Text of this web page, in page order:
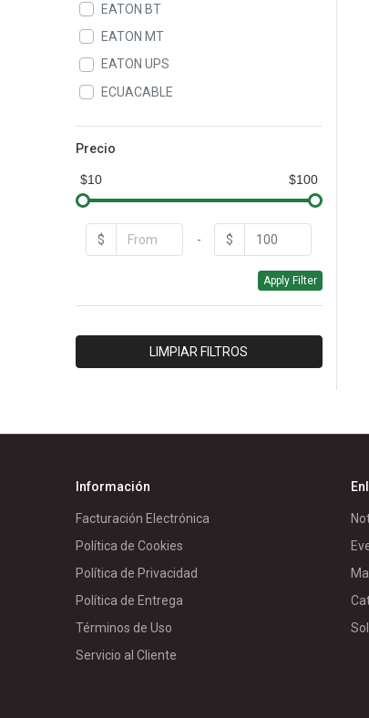
EATON BT
EATON MT
EATON UPS
ECUACABLE
GAMMA
GEN POWER
GENERAL CABLE
GENERAL ELECTRIC
HASTINGS
HERRAJES & ESTRUCTURAS
ISOLET
PARRES
Precio
$10 $100
$ - $
Apply Filter
LIMPIAR FILTROS
Información
Facturación Electrónica
Política de Cookies
Política de Privacidad
Política de Entrega
Términos de Uso
Servicio al Cliente